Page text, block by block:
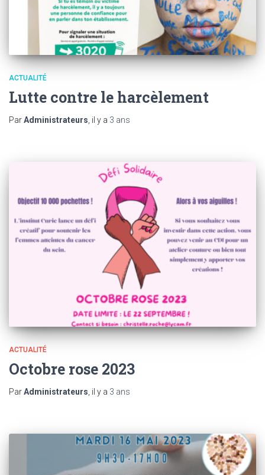
ACTUALITÉ
Lutte contre le harcèlement
ParAdministrateurs, il y a 3 ans
ACTUALITÉ
Octobre rose 2023
ParAdministrateurs , il y a 3 ans